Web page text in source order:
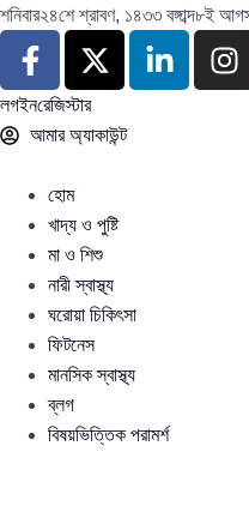
শনিবার২৪শে শ্রাবণ, ১৪৩৩ বঙ্গাব্দ৮ই
লগইনরেজিস্টার
আমার অ্যাকাউন্ট
হোম
খাদ্য ও পুষ্টি
মা ও শিশু
নারী স্বাস্থ্য
ঘরোয়া চিকিৎসা
ফিটনেস
মানসিক স্বাস্থ্য
ব্লগ
বিষয়ভিত্তিক পরামর্শ